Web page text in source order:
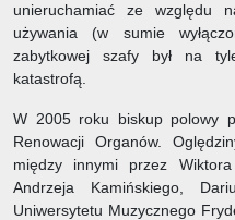
unieruchamiać ze względu
używania (w sumie
zabytkowej szafy był na
katastrofą.
W 2005 roku biskup polowy
Renowacji Organów.
między innymi przez
Andrzeja Kamińskiego,
Uniwersytetu Muzycznego